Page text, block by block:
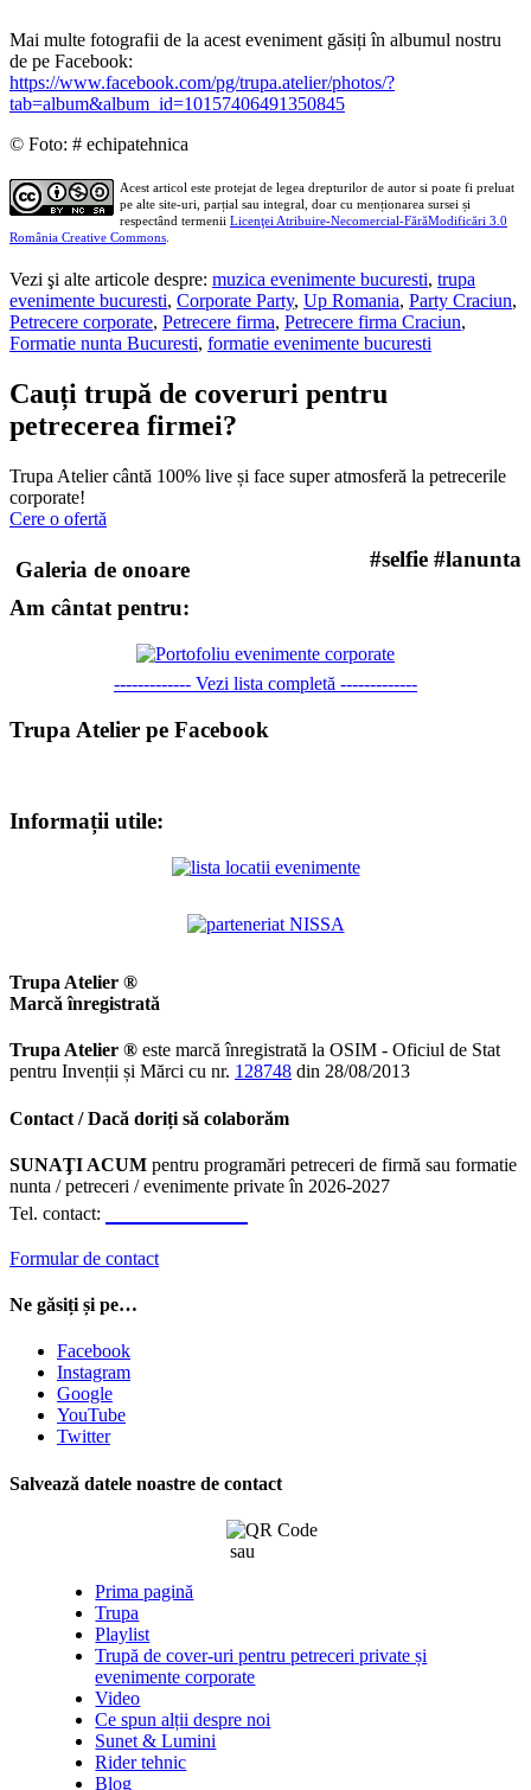
Mai multe fotografii de la acest eveniment găsiți în albumul nostru
de pe Facebook:
https://www.facebook.com/pg/trupa.atelier/photos/?
tab=album&album_id=10157406491350845
© Foto: # echipatehnica
Acest articol este protejat de legea drepturilor de autor si poate fi preluat
pe alte site-uri, parțial sau integral, doar cu menționarea sursei și
respectând termenii Licenţei Atribuire-Necomercial-FărăModificări 3.0
România Creative Commons
Vezi şi alte articole despre: muzica evenimente bucuresti, trupa
evenimente bucuresti, Corporate Party, Up Romania, Party Craciun,
Petrecere corporate, Petrecere firma, Petrecere firma Craciun,
Formatie nunta Bucuresti, formatie evenimente bucuresti
Cauți trupă de coveruri pentru
petrecerea firmei?
Trupa Atelier cântă 100% live și face super atmosferă la petrecerile
corporate!
Cere o ofertă
Galeria de onoare
#selfie #lanunta
Am cântat pentru:
------------- Vezi lista completă -------------
Trupa Atelier pe Facebook
Informații utile:
Trupa Atelier ®
Marcă înregistrată
Trupa Atelier ® este marcă înregistrată la OSIM - Oficiul de Stat
pentru Invenții și Mărci cu nr. 128748 din 28/08/2013
Contact / Dacă doriți să colaborăm
SUNAŢI ACUM pentru programări petreceri de firmă sau formatie
nunta / petreceri / evenimente private în 2026-2027
Tel. contact:
Formular de contact
Ne găsiți și pe…
Facebook
Instagram
Google
YouTube
Twitter
Salvează datele noastre de contact
sau
Prima pagină
Trupa
Playlist
Trupă de cover-uri pentru petreceri private și
evenimente corporate
Video
Ce spun alții despre noi
Sunet & Lumini
Rider tehnic
Blog